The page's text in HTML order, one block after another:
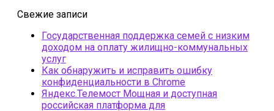
Свежие записи
Государственная поддержка семей с низким
доходом на оплату жилищно-коммунальных
услуг
Как обнаружить и исправить ошибку
конфиденциальности в Chrome
Яндекс.Телемост Мощная и доступная
российская платформа для